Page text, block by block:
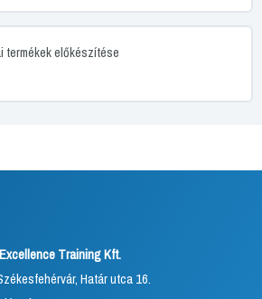
termékek előkészítése
Excellence Training Kft.
Határ utca 16.